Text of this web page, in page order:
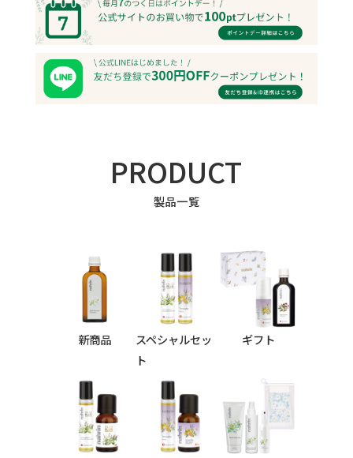
PRODUCT
製品一覧
新商品
スペシャルセッ
ト
ギフト